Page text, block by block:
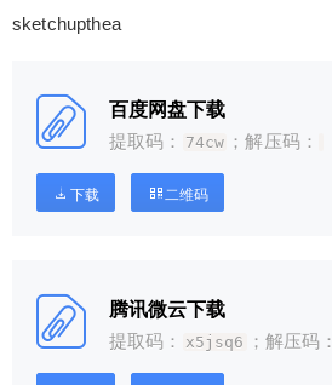
sketchupthea
百度网盘下载
提取码：
74cw ；解压码：
下载 二维码
腾讯微云下载
提取码：
x5jsq6 ；解压码：